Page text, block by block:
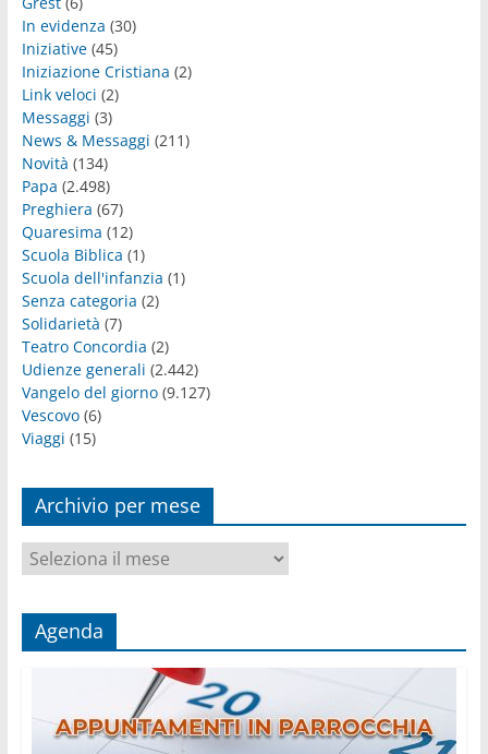
In evidenza (30)
Iniziative(45)
Iniziazione Cristiana (2)
Link veloci (2)
Messaggi (3)
News & Messaggi (211)
Novità (134)
Papa (2.498)
Preghiera (67)
Quaresima (12)
Scuola Biblica (1)
Scuola dell'infanzia (1)
Senza categoria (2)
Solidarietà (7)
Teatro Concordia (2)
Udienze generali (2.442)
Vangelo del giorno(9.127)
Vescovo(6)
Viaggi (15)
Archivio per mese
Archivio
per
Agenda